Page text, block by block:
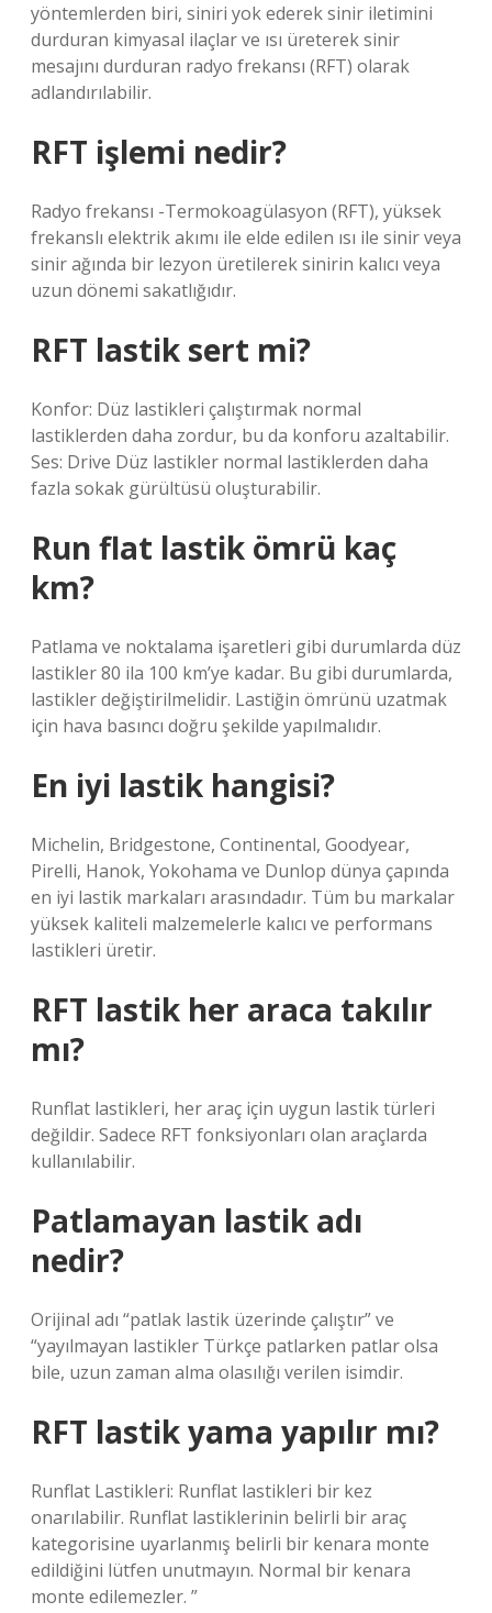
yöntemlerden biri, siniri yok ederek sinir iletimini
durduran kimyasal ilaçlar ve ısı üreterek sinir
mesajını durduran radyo frekansı (RFT) olarak
adlandırılabilir.
RFT işlemi nedir?
Radyo frekansı -Termokoagülasyon (RFT), yüksek
frekanslı elektrik akımı ile elde edilen ısı ile sinir veya
sinir ağında bir lezyon üretilerek sinirin kalıcı veya
uzun dönemi sakatlığıdır.
RFT lastik sert mi?
Konfor: Düz lastikleri çalıştırmak normal
lastiklerden daha zordur, bu da konforu azaltabilir.
Ses: Drive Düz lastikler normal lastiklerden daha
fazla sokak gürültüsü oluşturabilir.
Run flat lastik ömrü kaç
km?
Patlama ve noktalama işaretleri gibi durumlarda düz
lastikler 80 ila 100 km’ye kadar. Bu gibi durumlarda,
lastikler değiştirilmelidir. Lastiğin ömrünü uzatmak
için hava basıncı doğru şekilde yapılmalıdır.
En iyi lastik hangisi?
Michelin, Bridgestone, Continental, Goodyear,
Pirelli, Hanok, Yokohama ve Dunlop dünya çapında
en iyi lastik markaları arasındadır. Tüm bu markalar
yüksek kaliteli malzemelerle kalıcı ve performans
lastikleri üretir.
RFT lastik her araca takılır
mı?
Runflat lastikleri, her araç için uygun lastik türleri
değildir. Sadece RFT fonksiyonları olan araçlarda
kullanılabilir.
Patlamayan lastik adı
nedir?
Orijinal adı “patlak lastik üzerinde çalıştır” ve
“yayılmayan lastikler Türkçe patlarken patlar olsa
bile, uzun zaman alma olasılığı verilen isimdir.
RFT lastik yama yapılır mı?
Runflat Lastikleri: Runflat lastikleri bir kez
onarılabilir. Runflat lastiklerinin belirli bir araç
kategorisine uyarlanmış belirli bir kenara monte
edildiğini lütfen unutmayın. Normal bir kenara
monte edilemezler. ”